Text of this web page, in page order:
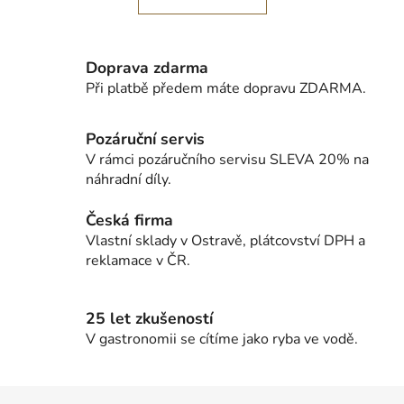
d
c
í
p
v
k
p
í
Doprava zdarma
Při platbě předem máte dopravu ZDARMA.
Pozáruční servis
V rámci pozáručního servisu SLEVA 20% na
náhradní díly.
Česká firma
Vlastní sklady v Ostravě, plátcovství DPH a
reklamace v ČR.
25 let zkušeností
V gastronomii se cítíme jako ryba ve vodě.